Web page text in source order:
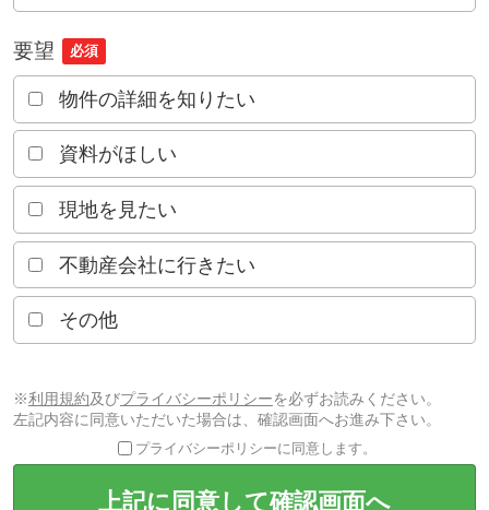
要望 必須
物件の詳細を知りたい
資料がほしい
現地を見たい
不動産会社に行きたい
その他
※利用規約及びプライバシーポリシーを必ずお読みください。
左記内容に同意いただいた場合は、確認画面へお進み下さい。
プライバシーポリシーに同意します。
上記に同意して確認画面へ